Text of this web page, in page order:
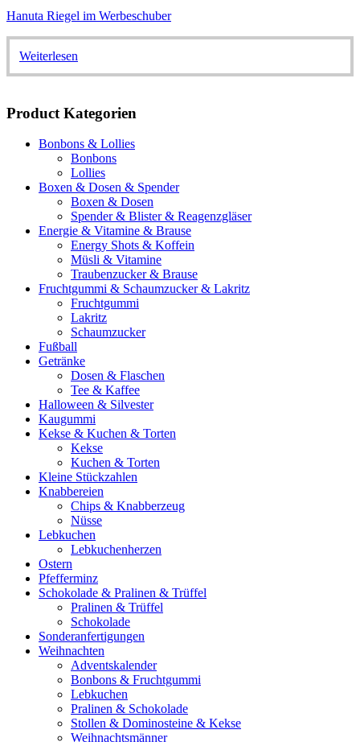
Hanuta Riegel im Werbeschuber
Weiterlesen
Product Kategorien
Bonbons & Lollies
Bonbons
Lollies
Boxen & Dosen & Spender
Boxen & Dosen
Spender & Blister & Reagenzgläser
Energie & Vitamine & Brause
Energy Shots & Koffein
Müsli & Vitamine
Traubenzucker & Brause
Fruchtgummi & Schaumzucker & Lakritz
Fruchtgummi
Lakritz
Schaumzucker
Fußball
Getränke
Dosen & Flaschen
Tee & Kaffee
Halloween & Silvester
Kaugummi
Kekse & Kuchen & Torten
Kekse
Kuchen & Torten
Kleine Stückzahlen
Knabbereien
Chips & Knabberzeug
Nüsse
Lebkuchen
Lebkuchenherzen
Ostern
Pfefferminz
Schokolade & Pralinen & Trüffel
Pralinen & Trüffel
Schokolade
Sonderanfertigungen
Weihnachten
Adventskalender
Bonbons & Fruchtgummi
Lebkuchen
Pralinen & Schokolade
Stollen & Dominosteine & Kekse
Weihnachtsmänner